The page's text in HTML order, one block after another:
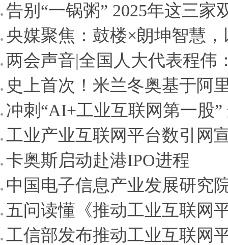
告别“一锅粥” 2025年这三家
央媒聚焦：鼓楼×朗坤智慧
两会声音|全国人大代表程伟
史上首次！米兰冬奥基于阿
冲刺“AI+工业互联网第一股
工业产业互联网平台数引网
卡奥斯启动赴港IPO进程
中国电子信息产业发展研究
五问读懂《推动工业互联网
工信部发布推动工业互联网